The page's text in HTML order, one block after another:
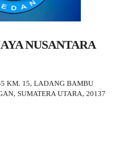
NUSANTARA
KM. 15, LADANG BAMBU
SUMATERA UTARA, 20137